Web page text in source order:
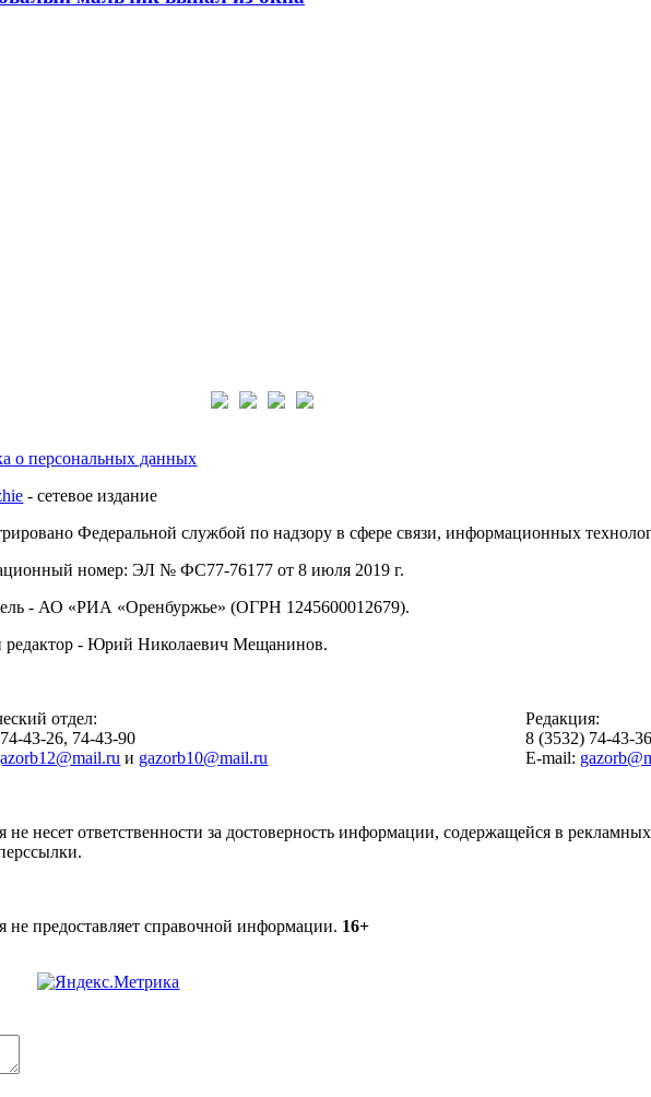
о персональных данных
- сетевое издание
Федеральной службой по надзору в сфере связи, информационных
номер: ЭЛ № ФС77-76177 от 8 июля 2019 г.
- АО «РИА «Оренбуржье» (ОГРН 1245600012679).
редактор - Юрий Николаевич Мещанинов.
отдел:
43-26, 74-43-90
и gazorb10@mail.ru
Редакция:
8 (3532) 74-43-36
E-mail:
не несет ответственности за достоверность информации, содержащейся в
не предоставляет справочной информации. 16+